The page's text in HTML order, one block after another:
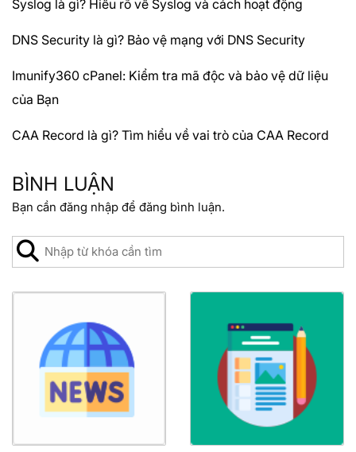
Syslog là gì? Hiểu rõ về Syslog và cách hoạt động
DNS Security là gì? Bảo vệ mạng với DNS Security
Imunify360 cPanel: Kiểm tra mã độc và bảo vệ dữ liệu
của Bạn
CAA Record là gì? Tìm hiểu về vai trò của CAA Record
BÌNH LUẬN
Bạn cần đăng nhập để đăng bình luận.